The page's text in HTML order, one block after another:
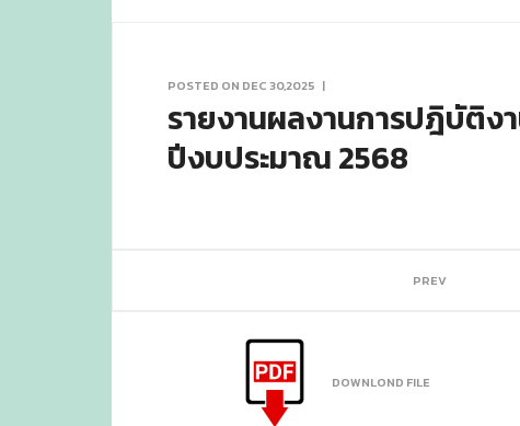
POSTED ON DEC 30,2025 |
รายงานผลงานการปฎิบัติงา
ปีงบประมาณ 2568
PREV
DOWNLOND FILE